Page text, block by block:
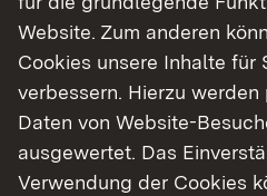
noch halbseitig befahrbar.
und Sonntag, 12. April
Abfahrt nach Schallstadt
Freiburg-Süd voll gesperrt.
Schallstadt abgeleitet,
ausgeschildert.
Website. Zum anderen
Cookies unsere Inhalte für
verbessern. Hierzu
Daten von Website-
ausgewertet. Das
Verwendung der Cookies